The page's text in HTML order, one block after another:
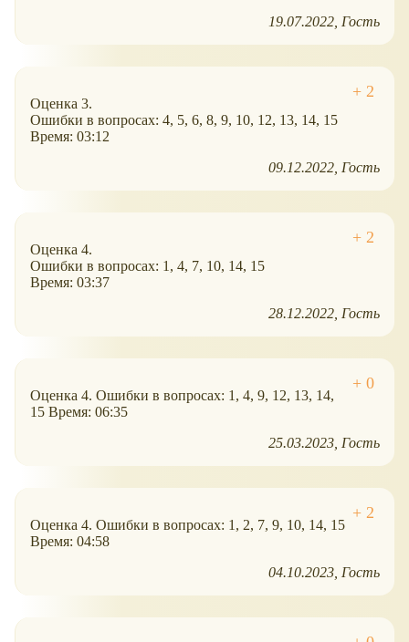
19.07.2022 Гость
Оценка 3.
Ошибки в вопросах: 4, 5, 6, 8, 9, 10, 12, 13, 14, 15
Время: 03:12
09.12.2022 Гость
Оценка 4.
Ошибки в вопросах: 1, 4, 7, 10, 14, 15
Время: 03:37
28.12.2022 Гость
Оценка 4. Ошибки в вопросах: 1, 4, 9, 12, 13, 14,
15 Время: 06:35
25.03.2023 Гость
Оценка 4. Ошибки в вопросах: 1, 2, 7, 9, 10, 14, 15
Время: 04:58
04.10.2023 Гость